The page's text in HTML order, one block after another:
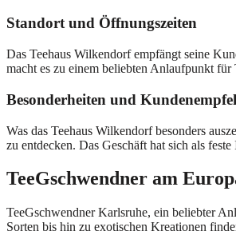
Standort und Öffnungszeiten
Das Teehaus Wilkendorf empfängt seine
macht es zu einem beliebten Anlaufpunkt für
Besonderheiten und
Was das Teehaus Wilkendorf besonders
zu entdecken. Das Geschäft hat sich als
TeeGschwendner am
TeeGschwendner Karlsruhe, ein beliebter
Sorten bis hin zu exotischen Kreationen